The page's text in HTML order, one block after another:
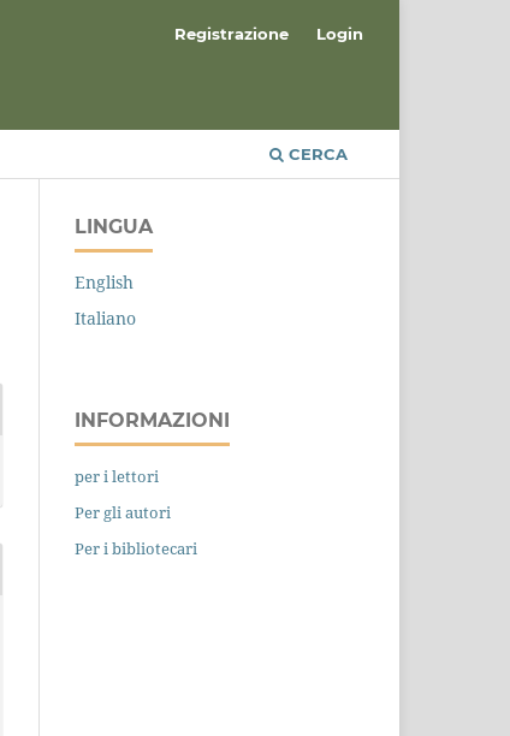
CERCA
Registrazione Login
LINGUA
English
Italiano
INFORMAZIONI
per i lettori
Per gli autori
Per i bibliotecari